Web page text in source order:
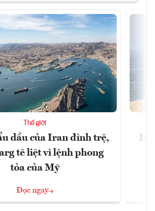
Thế giới
dầu của Iran đình trệ,
tê liệt vì lệnh phong
tỏa của Mỹ
Đọc ngay